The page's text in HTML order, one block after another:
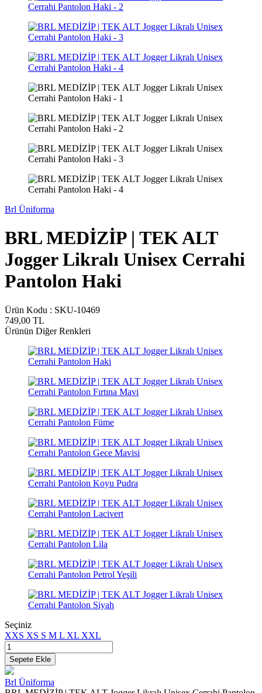
Brl Üniforma
BRL MEDİZİP | TEK ALT
Jogger Likralı Unisex Cerrahi
Pantolon Haki
Ürün Kodu : SKU-10469
749,00 TL
Ürünün Diğer Renkleri
Seçiniz
XXS XS S M L XL XXL
Sepete Ekle
Brl Üniforma